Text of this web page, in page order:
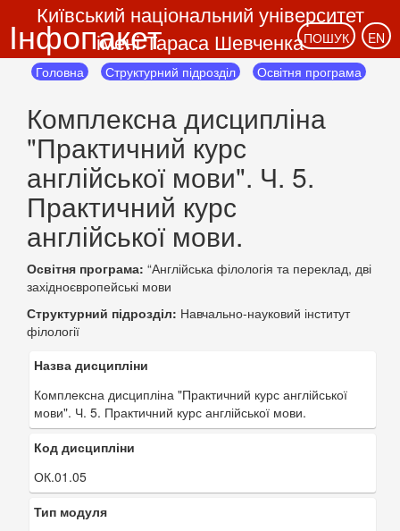
Інфопакет
Київський національний університет
імені Тараса ШевченкаПОШУК
EN
Головна
Структурний підрозділ Освітня програма
Комплексна дисципліна
"Практичний курс
англійської мови". Ч. 5.
Практичний курс
англійської мови.
Освітня програма: “Англійська філологія та переклад, дві
західноєвропейські мови
Структурний підрозділ: Навчально-науковий інститут
філології
Назва дисципліни
Комплексна дисципліна "Практичний курс англійської
мови". Ч. 5. Практичний курс англійської мови.
Код дисципліни
ОК.01.05
Тип модуля